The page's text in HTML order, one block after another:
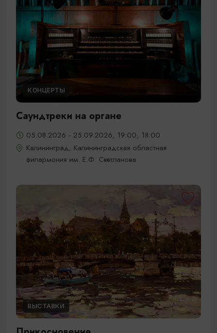
КОНЦЕРТЫ
Саундтреки на органе
05.08.2026 - 25.09.2026, 19:00, 18:00
Калининград, Калининградская областная
филармония им. Е.Ф. Светланова
ВЫСТАВКИ